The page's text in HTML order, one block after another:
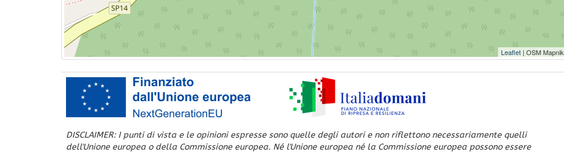
Leaflet| OSM Mapnik
DISCLAIMER: I punti di vista e le opinioni espresse sono quelle degli autori e non riflettono necessariamente quelli
dell'Unione europea o della Commissione europea. Né l'Unione europea né la Commissione europea possono essere